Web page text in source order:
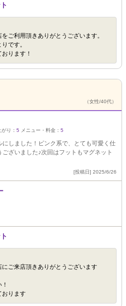
ご利用頂きありがとうございます。
です。
ります！
（女性/40代）
り： 5 メニュー・料金： 5
しました！ピンク系で、とても可愛く仕
ざいました♪次回はフットもマグネット
[投稿日] 2025/6/26
ご来店頂きありがとうございます
おります